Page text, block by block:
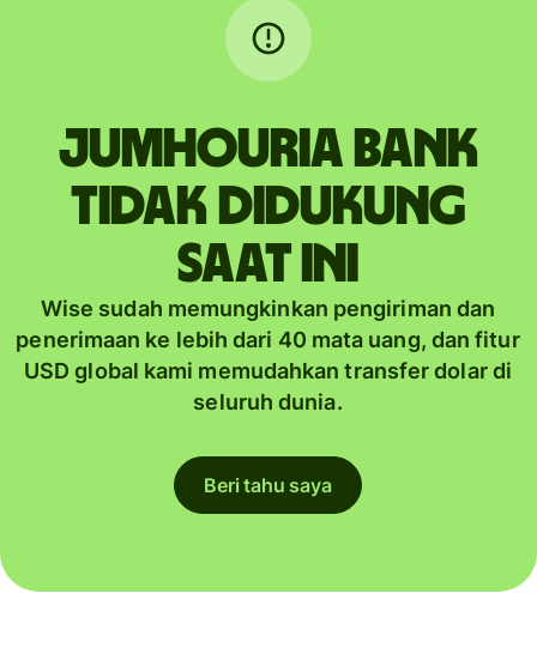
JUMHOURIA BANK
tidak didukung
saat ini
Wise sudah memungkinkan pengiriman dan
penerimaan ke lebih dari 40 mata uang, dan fitur
USD global kami memudahkan transfer dolar di
seluruh dunia.
Beri tahu saya